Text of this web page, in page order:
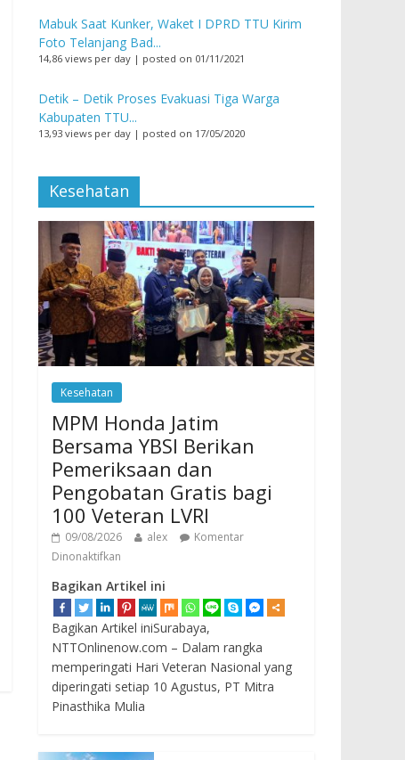
Mabuk Saat Kunker, Waket I DPRD TTU Kirim
Foto Telanjang Bad...
14,86 views per day | posted on 01/11/2021
Detik – Detik Proses Evakuasi Tiga Warga
Kabupaten TTU...
13,93 views per day | posted on 17/05/2020
Kesehatan
Kesehatan
MPM Honda Jatim
Bersama YBSI Berikan
Pemeriksaan dan
Pengobatan Gratis bagi
100 Veteran LVRI
09/08/2026 alex
Komentar
Dinonaktifkan
Bagikan Artikel ini
Bagikan Artikel iniSurabaya,
NTTOnlinenow.com – Dalam rangka
memperingati Hari Veteran Nasional yang
diperingati setiap 10 Agustus, PT Mitra
Pinasthika Mulia